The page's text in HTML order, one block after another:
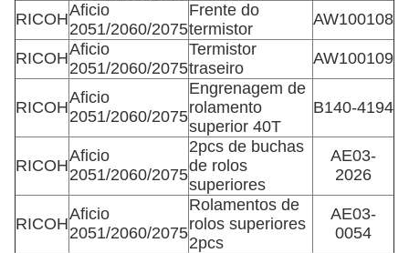
RICOHAficio
2051/2060/2075
Frente do
termistor
AW100108
RICOHAficio
2051/2060/2075
Termistor
traseiro
AW100109
RICOH
Aficio
2051/2060/2075
Engrenagem de
rolamento
superior 40T
B140-4194
RICOH
Aficio
2051/2060/2075
2pcs de buchas
de rolos
superiores
AE03-
2026
RICOH
Aficio
2051/2060/2075
Rolamentos de
rolos superiores
2pcs
AE03-
0054